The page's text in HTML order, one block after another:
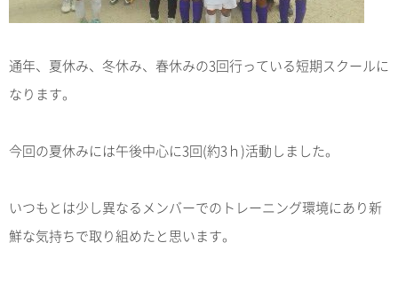
通年、夏休み、冬休み、春休みの3回行っている短期スクールに
なります。
今回の夏休みには午後中心に3回(約3ｈ)活動しました。
いつもとは少し異なるメンバーでのトレーニング環境にあり新
鮮な気持ちで取り組めたと思います。